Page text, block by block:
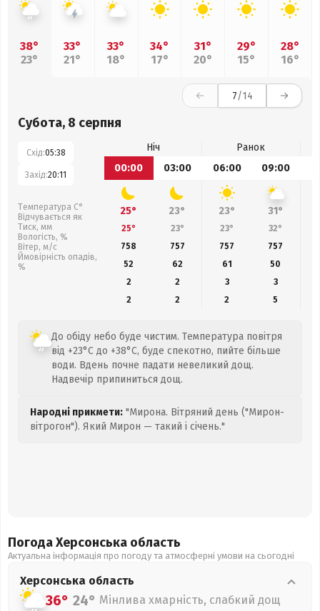
38°
23°
33°
21°
33°
18°
34°
17°
31°
20°
29°
15°
28°
16°
7/14
Субота, 8 серпня
Схід:05:38
Захід:20:11
Температура С°
Відчувається як
Тиск, мм
Вологість, %
Вітер, м/с
Ймовірність опадів,
%
Ніч
Ранок
00:00
03:00 06:00 09:00
25° 23° 23° 31°
25° 23° 23° 32°
758
757 757 757
52
62 61
50
2
2 3
3
2
2 2 5
До обіду небо буде чистим. Температура повітря
від +23°C до +38°C, буде спекотно, пийте більше
води. Вдень почне падати невеликий дощ.
Надвечір припиниться дощ.
Народні прикмети: "Мирона. Вітряний день ("Мирон-
вітрогон"). Який Мирон — такий і січень."
Погода Херсонська область
Актуальна інформація про погоду та атмосферні умови на сьогодні
Херсонська область
36° 24° Мінлива хмарність, слабкий дощ